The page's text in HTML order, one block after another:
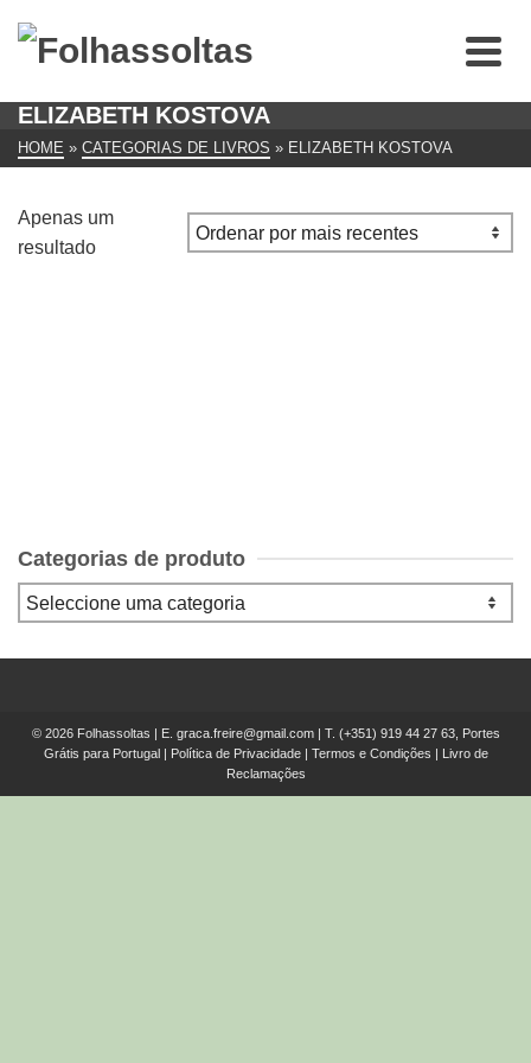
ELIZABETH KOSTOVA
HOME » CATEGORIAS DE LIVROS » ELIZABETH KOSTOVA
Apenas um
resultado
Categorias de produto
© 2026 Folhassoltas | E. graca.freire@gmail.com| T. (+351) 919 44 27 63, Portes
Grátis para Portugal
Política de Privacidade| Termos e Condições
Livro de
Reclamações